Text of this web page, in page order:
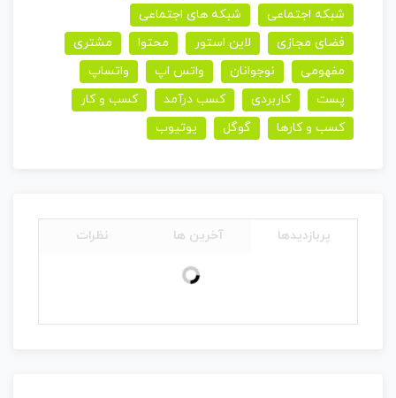
شبکه اجتماعی
شبکه های اجتماعی
فضای مجازی
لاین استور محتوا
مشتری
مفهومی
نوجوانان واتس اپ
واتساپ
پست
کاربردی کسب درآمد
کسب و کار
کسب و کارها
گوگل یوتیوب
پربازدیدها آخرین ها نظرات